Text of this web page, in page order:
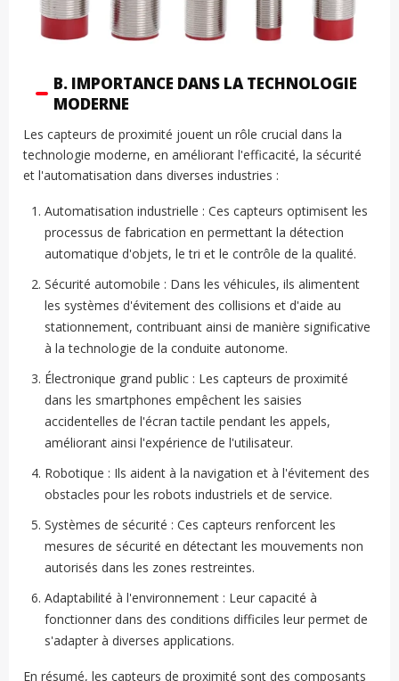
B. IMPORTANCE DANS LA TECHNOLOGIE
MODERNE
Les capteurs de proximité jouent un rôle crucial dans la
technologie moderne, en améliorant l'efficacité, la sécurité
et l'automatisation dans diverses industries :
Automatisation industrielle : Ces capteurs optimisent les
processus de fabrication en permettant la détection
automatique d'objets, le tri et le contrôle de la qualité.
Sécurité automobile : Dans les véhicules, ils alimentent
les systèmes d'évitement des collisions et d'aide au
stationnement, contribuant ainsi de manière significative
à la technologie de la conduite autonome.
Électronique grand public : Les capteurs de proximité
dans les smartphones empêchent les saisies
accidentelles de l'écran tactile pendant les appels,
améliorant ainsi l'expérience de l'utilisateur.
Robotique : Ils aident à la navigation et à l'évitement des
obstacles pour les robots industriels et de service.
Systèmes de sécurité : Ces capteurs renforcent les
mesures de sécurité en détectant les mouvements non
autorisés dans les zones restreintes.
Adaptabilité à l'environnement : Leur capacité à
fonctionner dans des conditions difficiles leur permet de
s'adapter à diverses applications.
En résumé, les capteurs de proximité sont des composants